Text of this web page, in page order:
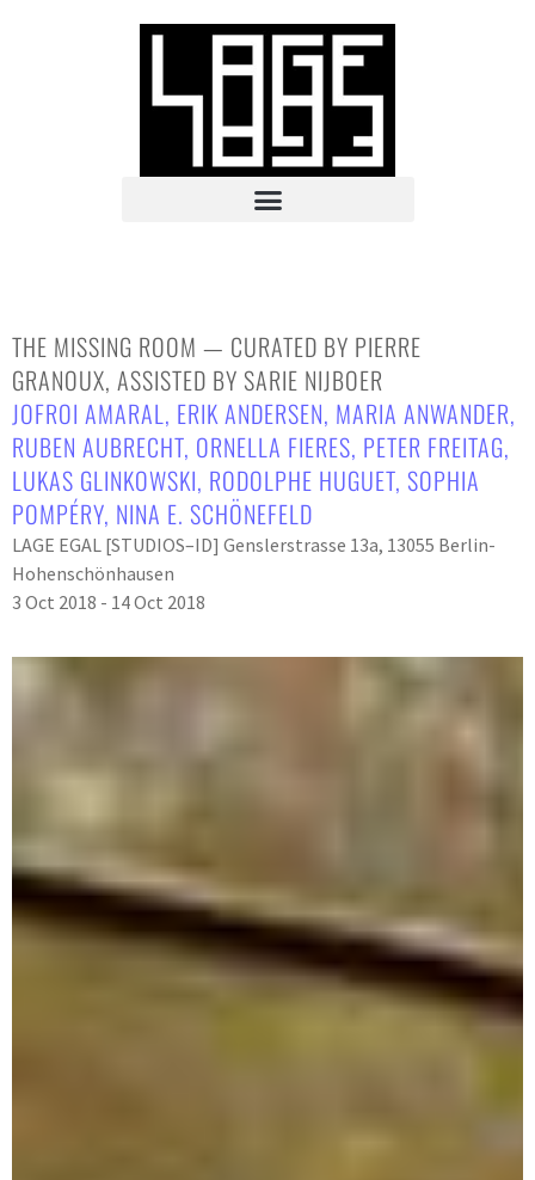
THE MISSING ROOM — CURATED BY PIERRE
GRANOUX, ASSISTED BY SARIE NIJBOER
JOFROI AMARAL , ERIK ANDERSEN, MARIA ANWANDER,
RUBEN AUBRECHT, ORNELLA FIERES, PETER FREITAG,
LUKAS GLINKOWSKI, RODOLPHE HUGUET, SOPHIA
POMPÉRY, NINA E. SCHÖNEFELD
LAGE EGAL [STUDIOS–ID] Genslerstrasse 13a, 13055 Berlin-
Hohenschönhausen
3 Oct 2018 - 14 Oct 2018